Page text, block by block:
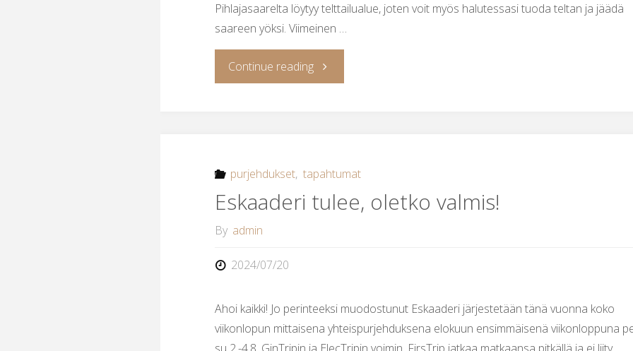
Pihlajasaarelta löytyy telttailualue, joten voit myös halutessasi tuoda teltan ja jäädä
saareen yöksi. Viimeinen …
Continue reading"Tervetuloa
purjehdukset, tapahtumat
Eskaaderi tulee, oletko valmis!
By admin
2024/07/20
Ahoi kaikki! Jo perinteeksi muodostunut Eskaaderi järjestetään tänä vuonna koko
viikonlopun mittaisena yhteispurjehduksena elokuun ensimmäisenä viikonloppuna